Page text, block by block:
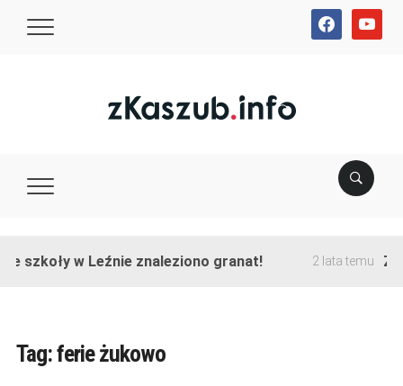
facebookyoutube
szkoły w Leźnie znaleziono granat! 2 lata temu
Tag:ferie żukowo